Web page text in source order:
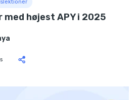
højest APY i 2025